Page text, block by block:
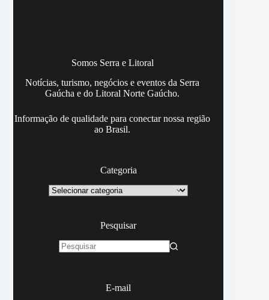
Somos Serra e Litoral
Notícias, turismo, negócios e eventos da Serra
Gaúcha e do Litoral Norte Gaúcho.
Informação de qualidade para conectar nossa região
ao Brasil.
Categoria
Categoria
Pesquisar
E-mail